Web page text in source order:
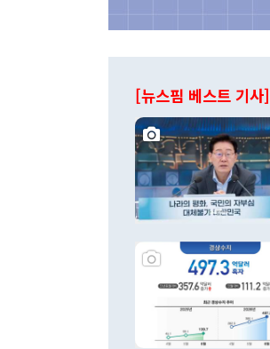
[뉴스핌 베스트 기사]